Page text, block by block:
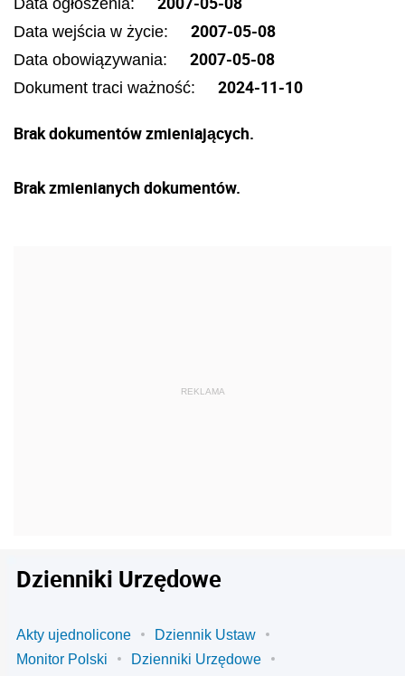
Data wejścia w życie: 2007-05-08
Data obowiązywania: 2007-05-08
Dokument traci ważność: 2024-11-10
Brak dokumentów zmieniających.
Brak zmienianych dokumentów.
Dzienniki Urzędowe
Akty ujednolicone
Dziennik Ustaw
Monitor Polski
Dzienniki Urzędowe